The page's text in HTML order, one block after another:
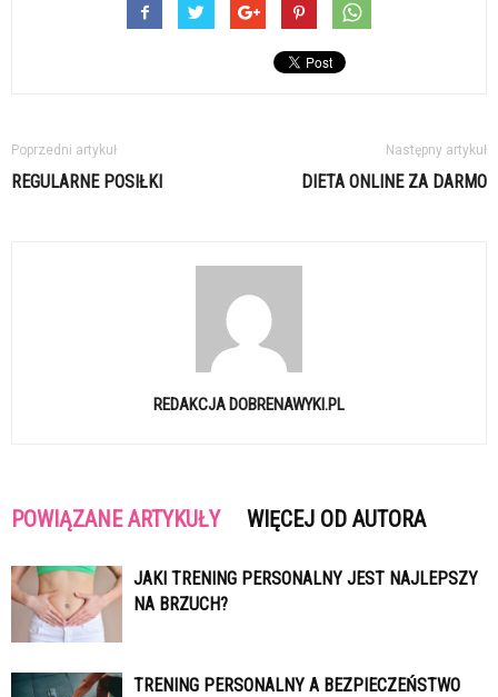
Poprzedni artykuł
REGULARNE POSIŁKI
Następny artykuł
DIETA ONLINE ZA DARMO
REDAKCJA DOBRENAWYKI.PL
POWIĄZANE ARTYKUŁY WIĘCEJ OD AUTORA
JAKI TRENING PERSONALNY JEST NAJLEPSZY
NA BRZUCH?
TRENING PERSONALNY A BEZPIECZEŃSTWO